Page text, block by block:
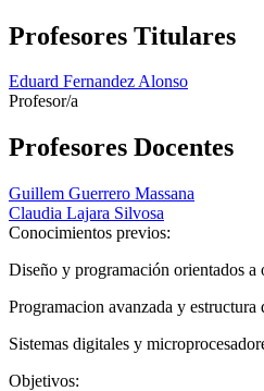
Profesores Titulares
Eduard Fernandez Alonso
Profesor/a
Profesores Docentes
Guillem Guerrero Massana
Claudia Lajara Silvosa
Conocimientos previos:
Diseño y programación orientados a
Programacion avanzada y estructura
Sistemas digitales y
Objetivos: